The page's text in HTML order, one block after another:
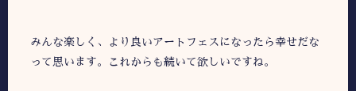
みんな楽しく、より良いアートフェスになったら幸せだな
って思います。これからも続いて欲しいですね。